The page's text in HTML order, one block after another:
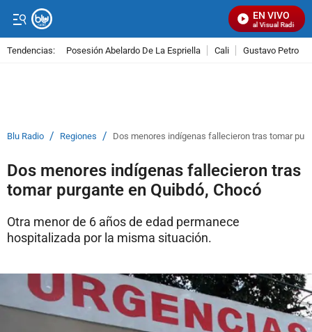
EN VIVO
Señal Visual Radio
Tendencias: Posesión Abelardo De La Espriella Cali Gustavo Petro
Blu Radio / Regiones / Dos menores indígenas fallecieron tras tomar
Dos menores indígenas fallecieron tras
tomar purgante en Quibdó, Chocó
Otra menor de 6 años de edad permanece
hospitalizada por la misma situación.